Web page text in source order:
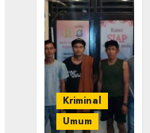
Kriminal
Umum